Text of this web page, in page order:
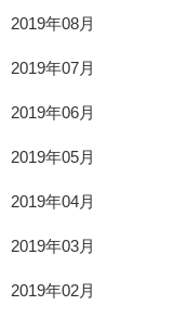
2019年08月
2019年07月
2019年06月
2019年05月
2019年04月
2019年03月
2019年02月